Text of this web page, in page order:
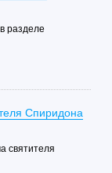
разделе
Спиридона
святителя